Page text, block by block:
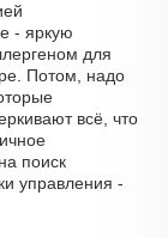
- яркую
для
Потом, надо
всё, что
поиск
управления -